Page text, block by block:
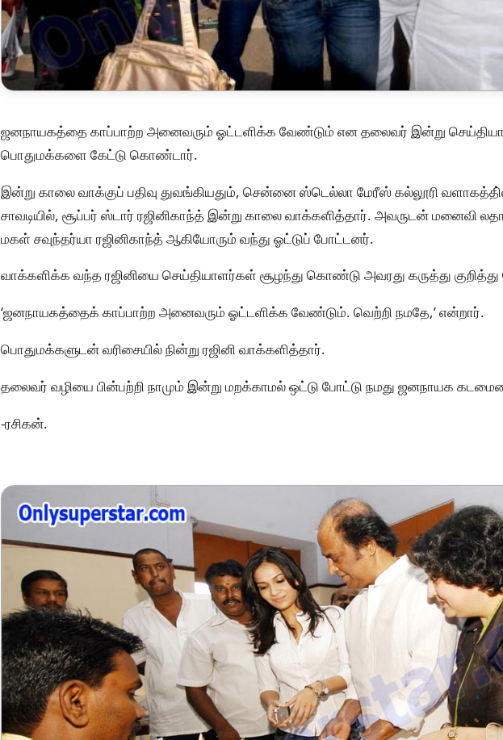
ஜனநாயகத்தை காப்பாற்ற அனைவரும் ஓட்டளிக்க வேண்டும் என தலைவர் இன்று
பொதுமக்களை கேட்டு கொண்டார்.
இன்று காலை வாக்குப் பதிவு துவங்கியதும், சென்னை ஸ்டெல்லா மேரீஸ் கல்லூரி
சாவடியில், சூப்பர் ஸ்டார் ரஜினிகாந்த் இன்று காலை வாக்களித்தார். அவருடன் மனைவி
மகள் சவுந்தர்யா ரஜினிகாந்த் ஆகியோரும் வந்து ஓட்டுப் போட்டனர்.
வாக்களிக்க வந்த ரஜினியை செய்தியாளர்கள் சூழந்து கொண்டு அவரது கருத்து
‘ஜனநாயகத்தைக் காப்பாற்ற அனைவரும் ஓட்டளிக்க வேண்டும். வெற்றி நமதே,’ என்றார்.
பொதுமக்களுடன் வரிசையில் நின்று ரஜினி வாக்களித்தார்.
தலைவர் வழியை பின்பற்றி நாமும் இன்று மறக்காமல் ஒட்டு போட்டு நமது ஜனநாயக
-ரசிகன்.